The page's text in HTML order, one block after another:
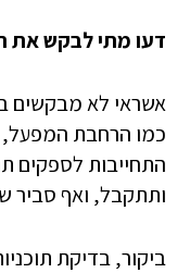
דעו מתי לבקש את
אשראי לא מבקשים
כמו הרחבת המפעל,
התחייבות לספקים
ותתקבל, ואף סביר
ביקור, בדיקת